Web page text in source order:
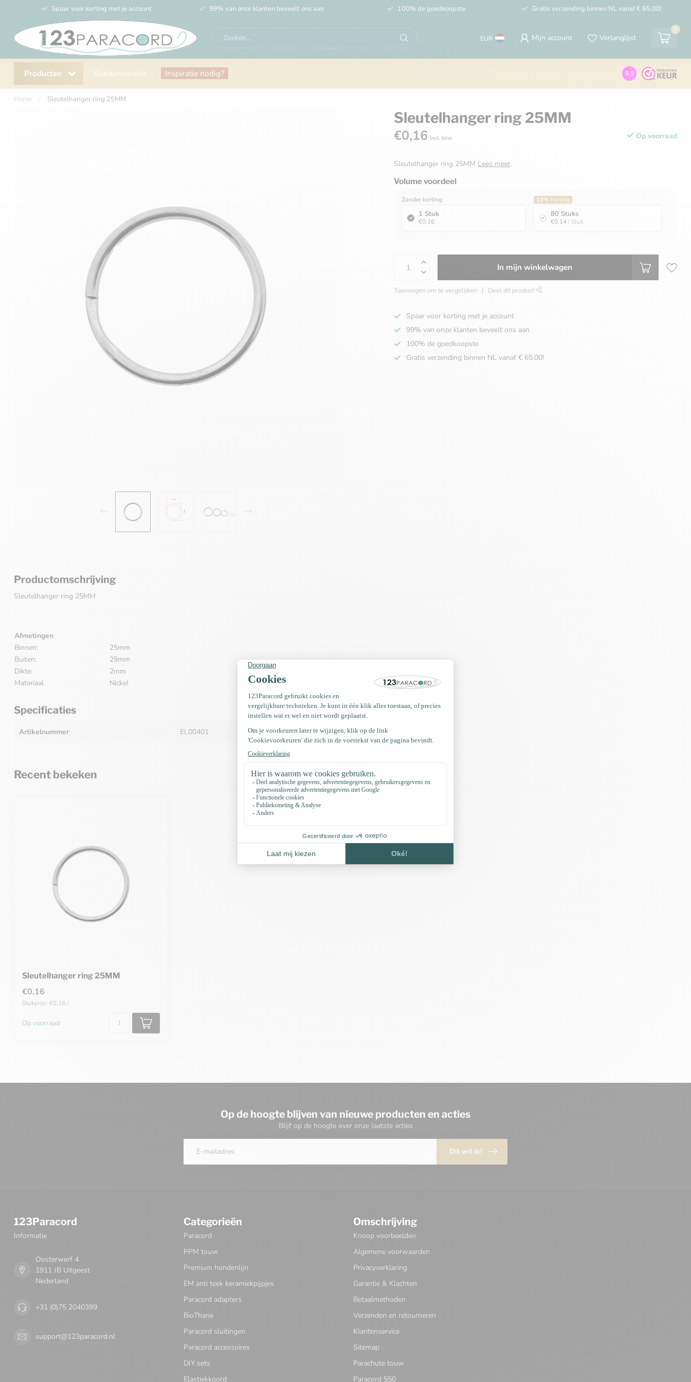
Spaar voor korting met je account 99% van onze klanten beveelt ons aan 100% de goedkoopste Gratis verzending binnen NL vanaf € 65,00!
EUR Mijn account Verlanglijst
0
Producten Klantenservice Inspiratie nodig? 9.5
Home Sleutelhanger ring 25MM
Sleutelhanger ring 25MM
€0,16 Incl. btw Op voorraad
Sleutelhanger ring 25MM Lees meer.
Volume voordeel
Zonder korting
1 Stuk
€0,16
10% Korting
80 Stuks
€0,14 / Stuk
In mijn winkelwagen
Toevoegen om te vergelijken Deel dit product
Spaar voor korting met je account
99% van onze klanten beveelt ons aan
100% de goedkoopste
Gratis verzending binnen NL vanaf € 65,00!
Productomschrijving
Sleutelhanger ring 25MM
Afmetingen
Binnen:
25mm
Buiten:
29mm
Dikte:
2mm
Materiaal
Nickel
Specificaties
Artikelnummer EL00401
Recent bekeken
Sleutelhanger ring 25MM
€0,16
Stukprijs: €0,16 /
Op voorraad
Op de hoogte blijven van nieuwe producten en acties
Blijf op de hoogte over onze laatste acties
Dit wil ik!
123Paracord
Informatie
Oosterwerf 4
1911 JB Uitgeest
Nederland
+31 (0)75 2040399
support@123paracord.nl
Categorieën
Paracord
PPM touw
Premium hondenlijn
EM anti teek keramiekpijpjes
Paracord adapters
BioThane
Paracord sluitingen
Paracord accessoires
DIY sets
Elastiekkoord
Omschrijving
Knoop voorbeelden
Algemene voorwaarden
Privacyverklaring
Garantie & Klachten
Betaalmethoden
Verzenden en retourneren
Klantenservice
Sitemap
Parachute touw
Paracord 550